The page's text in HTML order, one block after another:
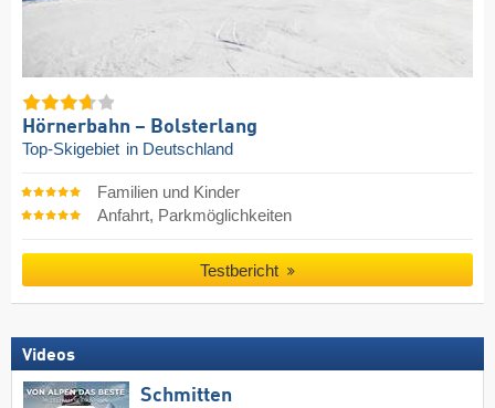
Hörnerbahn – Bolsterlang
Top-Skigebiet in Deutschland
Familien und Kinder
Anfahrt, Parkmöglichkeiten
Testbericht
Videos
Schmitten